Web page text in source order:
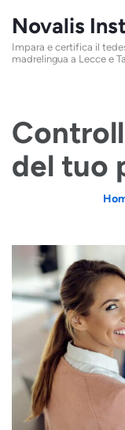
Novalis
Impara e certifica il
madrelingua a Lecce e
del tuo